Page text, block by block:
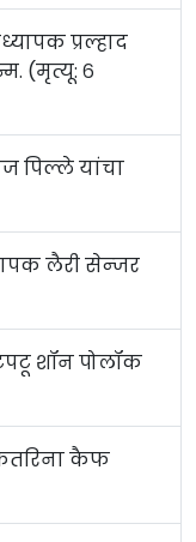
प्रल्हाद
(मृत्यू: ६
पिल्ले यांचा
लैरी सेन्जर
शॉन पोलॉक
कतरिना कैफ